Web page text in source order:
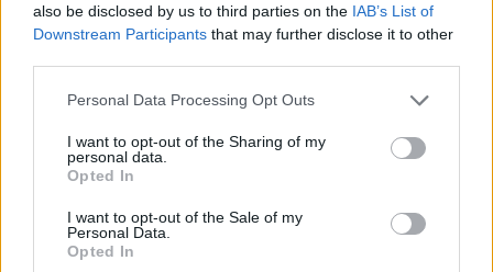
also be disclosed by us to third parties on the IAB’s List of
Downstream Participants that may further disclose it to other
Personal Data Processing Opt Outs
I want to opt-out of the Sharing of my
personal data.
Opted In
I want to opt-out of the Sale of my
Personal Data.
Opted In
14.º Festival Internacional de Cinema de Marvão e Valencia de